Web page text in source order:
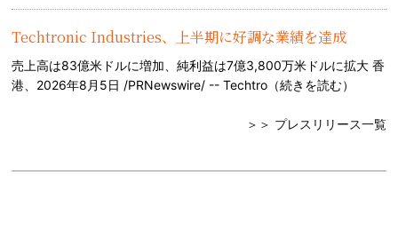
Techtronic Industries、上半期に好調な業績を達成
売上高は83億米ドルに増加、純利益は7億3,800万米ドルに拡大 香
港、2026年8月5日 /PRNewswire/ -- Techtro（続きを読む）
＞＞ プレスリリース一覧